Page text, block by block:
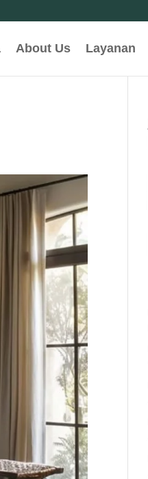
About Us Layanan